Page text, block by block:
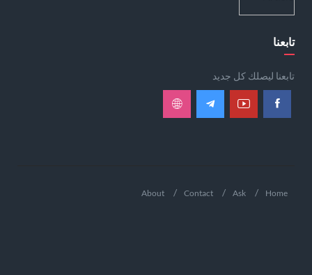
تابعنا
تابعنا ليصلك كل جديد
Home
Ask
Contact
About